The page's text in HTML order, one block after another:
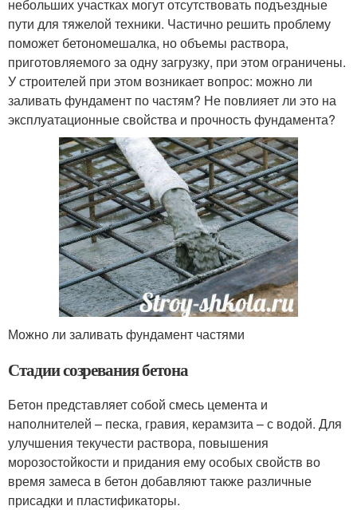
небольших участках могут отсутствовать подъездные
пути для тяжелой техники. Частично решить проблему
поможет бетономешалка, но объемы раствора,
приготовляемого за одну загрузку, при этом ограничены.
У строителей при этом возникает вопрос: можно ли
заливать фундамент по частям? Не повлияет ли это на
эксплуатационные свойства и прочность фундамента?
Можно ли заливать фундамент частями
Стадии созревания бетона
Бетон представляет собой смесь цемента и
наполнителей – песка, гравия, керамзита – с водой. Для
улучшения текучести раствора, повышения
морозостойкости и придания ему особых свойств во
время замеса в бетон добавляют также различные
присадки и пластификаторы.